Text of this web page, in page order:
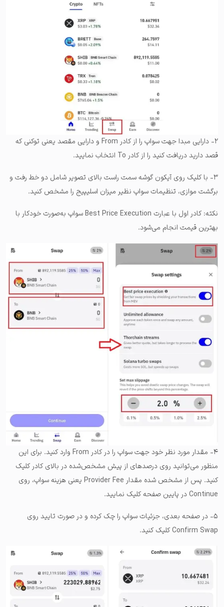
۲- دارایی مبدا جهت سواپ را از کادر From و دارایی مقصد یعنی توکنی که
قصد دارید دریافت کنید را از کادر To‌ انتخاب نمایید.
۳- با کلیک روی آیکون گوشه سمت راست بالای تصویر شامل دو خط رفت و
برگشت موازی، تنظیمات سواپ نظیر میزان اسلیپیج را مشخص کنید.
نکته: کادر اول با عبارت Best Price Execution سواپ به‌صورت خودکار با
بهترین قیمت انجام می‌شود.
۴- مقدار مورد نظر خود جهت سواپ را در کادر From وارد کنید. برای این
منظور می‌توانید روی درصدهای از پیش مشخص‌شده در بالای کادر کلیک
کنید. پس از مشخص شده مقدار Provider Fee‌ یعنی هزینه سواپ، روی
Continue در پایین صفحه کلیک نمایید.
۵- در صفحه بعدی، جزئیات سواپ را چک کرده و در صورت تایید روی
Confirm Swap کلیک کنید.